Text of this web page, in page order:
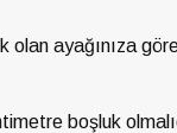
olan ayağınıza
boşluk